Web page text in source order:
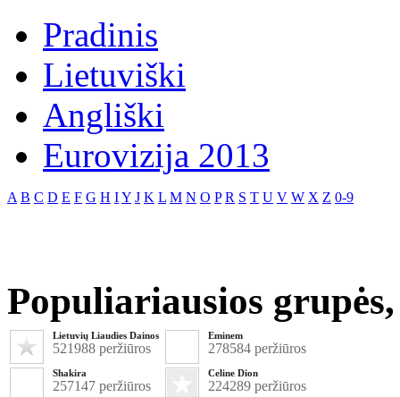
Pradinis
Lietuviški
Angliški
Eurovizija 2013
A B C D E F G H IY J K L M N O P R S T U V W X Z 0-9
Populiariausios
Lietuvių Liaudies Dainos
521988 peržiūros
Eminem
278584 peržiūros
Shakira
257147 peržiūros
Celine Dion
224289 peržiūros